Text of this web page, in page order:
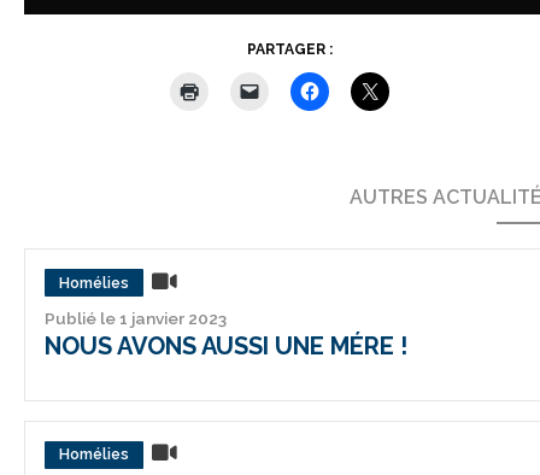
PARTAGER :
AUTRES
Homélies
Publié le 1 janvier 2023
NOUS AVONS AUSSI UNE MÉRE !
Homélies